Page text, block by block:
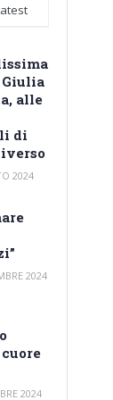
alle
di
2024
2024
2024